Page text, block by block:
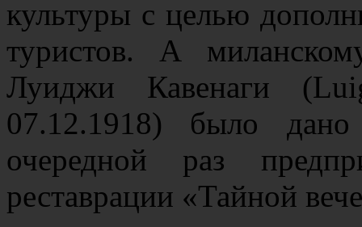
культуры с целью
туристов. А
Луиджи Кавенаги
07.12.1918) было дано
очередной раз
реставрации «Тайной